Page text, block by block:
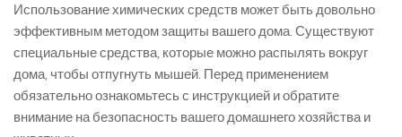
Использование химических средств может быть довольно
эффективным методом защиты вашего дома. Существуют
специальные средства, которые можно распылять вокруг
дома, чтобы отпугнуть мышей. Перед применением
обязательно ознакомьтесь с инструкцией и обратите
внимание на безопасность вашего домашнего хозяйства и